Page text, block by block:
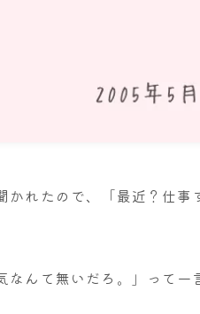
かれたので、「最近？仕
なんて無いだろ。」って一